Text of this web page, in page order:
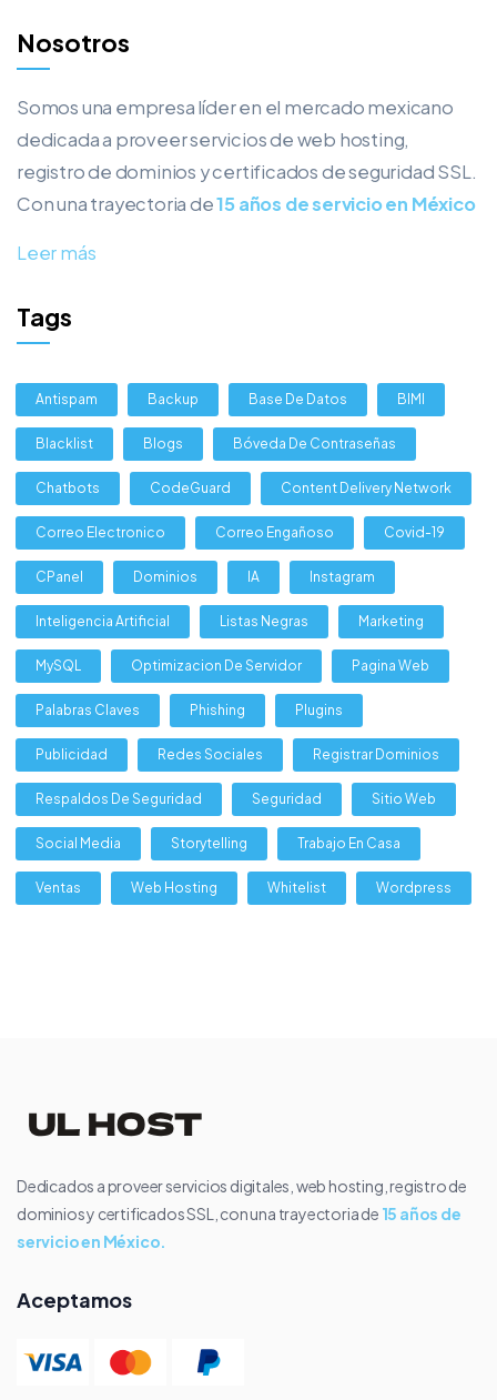
Nosotros
Somos una empresa líder en el mercado mexicano
dedicada a proveer servicios de web hosting,
registro de dominios y certificados de seguridad SSL.
Con una trayectoria de15 años de servicio en México
Leer más
Tags
Antispam Backup Base De Datos BIMI
Blacklist Blogs Bóveda De Contraseñas
Chatbots CodeGuard Content Delivery Network
Correo Electronico Correo Engañoso Covid-19
CPanel Dominios IA Instagram
Inteligencia Artificial Listas Negras Marketing
MySQL Optimizacion De Servidor Pagina Web
Palabras Claves Phishing Plugins
Publicidad Redes Sociales Registrar Dominios
Respaldos De Seguridad Seguridad Sitio Web
Social Media Storytelling Trabajo En Casa
Ventas Web Hosting Whitelist Wordpress
Dedicados a proveer servicios digitales, web hosting, registro de
dominios y certificados SSL, con una trayectoria de 15 años de
servicio en México.
Aceptamos